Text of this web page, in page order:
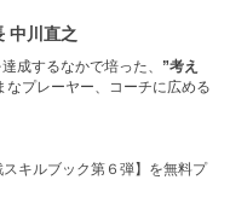
中川直之
成するなかで培った、 ”考え
なプレーヤー、コーチに広める
スキルブック第６弾】を無料プ